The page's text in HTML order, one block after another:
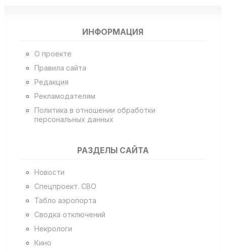
ИНФОРМАЦИЯ
О проекте
Правила сайта
Редакция
Рекламодателям
Политика в отношении обработки
персональных данных
РАЗДЕЛЫ САЙТА
Новости
Спецпроект. СВО
Табло аэропорта
Сводка отключений
Некрологи
Кино